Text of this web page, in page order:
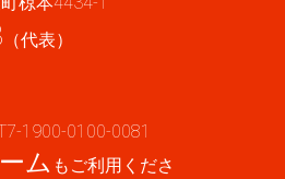
（代表）
1900-0100-0081
ム もご利用くださ